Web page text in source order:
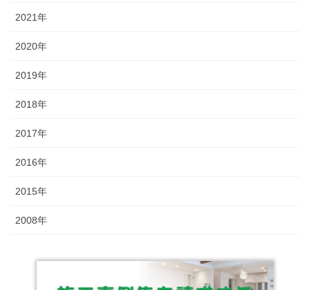
2021年
2020年
2019年
2018年
2017年
2016年
2015年
2008年